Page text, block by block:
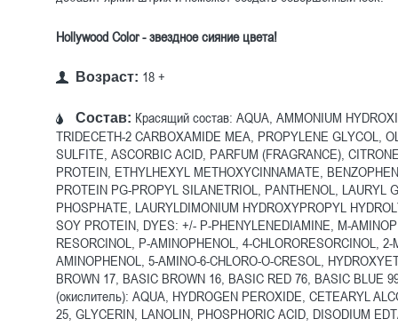
Hollywood Color - звездное сияние цвета!
Возраст: 18 +
Состав: Красящий состав: AQUA, AMMONIUM
TRIDECETH-2 CARBOXAMIDE MEA, PROPYLENE GLYCOL,
SULFITE, ASCORBIC ACID, PARFUM (FRAGRANCE),
PROTEIN, ETHYLHEXYL METHOXYCINNAMATE,
PROTEIN PG-PROPYL SILANETRIOL, PANTHENOL, LAURYL
PHOSPHATE, LAURYLDIMONIUM HYDROXYPROPYL
SOY PROTEIN, DYES: +/- P-PHENYLENEDIAMINE, M-
RESORCINOL, P-AMINOPHENOL, 4-CHLORORESORCINOL,
AMINOPHENOL, 5-AMINO-6-CHLORO-O-CRESOL,
BROWN 17, BASIC BROWN 16, BASIC RED 76, BASIC BLUE
(окислитель): AQUA, HYDROGEN PEROXIDE, CETEARYL
25, GLYCERIN, LANOLIN, PHOSPHORIC ACID, DISODIUM